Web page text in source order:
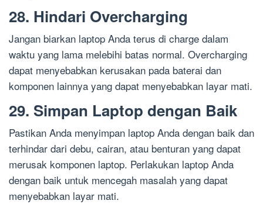
28. Hindari Overcharging
Jangan biarkan laptop Anda terus di charge dalam
waktu yang lama melebihi batas normal. Overcharging
dapat menyebabkan kerusakan pada baterai dan
komponen lainnya yang dapat menyebabkan layar mati.
29. Simpan Laptop dengan Baik
Pastikan Anda menyimpan laptop Anda dengan baik dan
terhindar dari debu, cairan, atau benturan yang dapat
merusak komponen laptop. Perlakukan laptop Anda
dengan baik untuk mencegah masalah yang dapat
menyebabkan layar mati.